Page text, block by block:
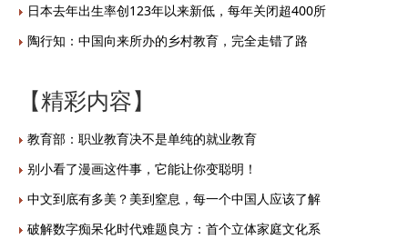
日本去年出生率创123年以来新低，每年关闭超400所
陶行知：中国向来所办的乡村教育，完全走错了路
【精彩内容】
教育部：职业教育决不是单纯的就业教育
别小看了漫画这件事，它能让你变聪明！
中文到底有多美？美到窒息，每一个中国人应该了解
破解数字痴呆化时代难题良方：首个立体家庭文化系